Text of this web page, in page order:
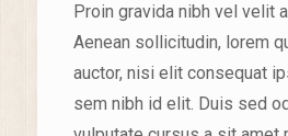
Proin gravida nibh vel velit
Aenean sollicitudin, lorem
auctor, nisi elit consequat
sem nibh id elit. Duis sed